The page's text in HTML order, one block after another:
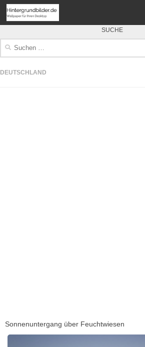
SUCHE
DEUTSCHLAND
Sonnenuntergang über Feuchtwiesen